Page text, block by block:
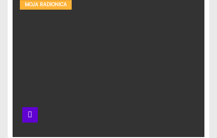
MOJA RADIONICA